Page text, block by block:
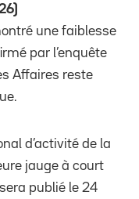
une faiblesse
par l’enquête
Affaires reste
d’activité de la
jauge à court
publié le 24